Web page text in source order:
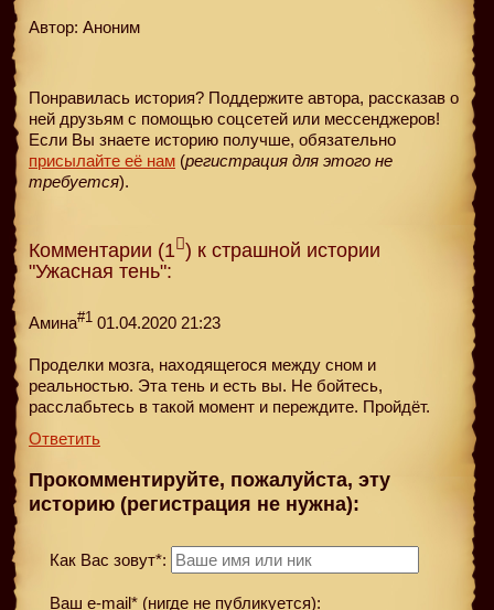
Автор: Аноним
Понравилась история? Поддержите автора, рассказав о
ней друзьям с помощью соцсетей или мессенджеров!
Если Вы знаете историю получше, обязательно
присылайте её нам (регистрация для этого не
требуется).
Комментарии (1 ) к страшной истории
"Ужасная тень":
Амина#1 01.04.2020 21:23
Проделки мозга, находящегося между сном и
реальностью. Эта тень и есть вы. Не бойтесь,
расслабьтесь в такой момент и переждите. Пройдёт.
Ответить
Прокомментируйте, пожалуйста, эту
историю (регистрация не нужна):
Как Вас зовут*:
Ваш e-mail* (нигде не публикуется):